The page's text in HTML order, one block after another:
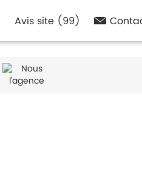
Avis site (99)